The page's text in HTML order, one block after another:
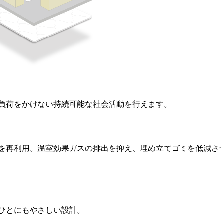
をかけない持続可能な社会活動を行えます。
再利用。温室効果ガスの排出を抑え、埋め立てゴミを低減さ
とにもやさしい設計。